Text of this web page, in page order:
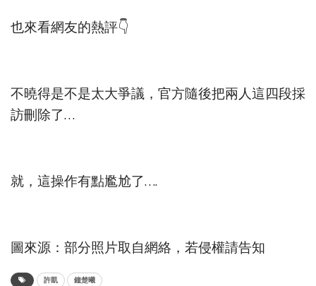
也來看網友的熱評👇
不曉得是不是太大爭議，官方隨後把兩人這四段採
訪刪除了…
就，這操作有點尷尬了….
圖來源：部分照片取自網絡，若侵權請告知
許凱 鐘楚曦